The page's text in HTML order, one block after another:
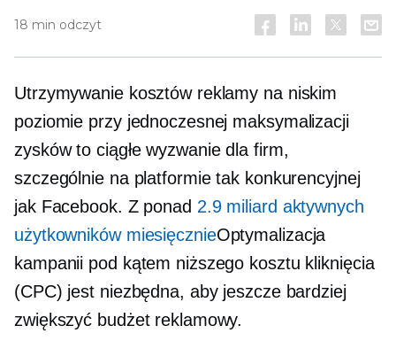
18 min odczyt
Utrzymywanie kosztów reklamy na niskim
poziomie przy jednoczesnej maksymalizacji
zysków to ciągłe wyzwanie dla firm,
szczególnie na platformie tak konkurencyjnej
jak Facebook. Z ponad 2.9 miliard aktywnych
użytkowników miesięcznieOptymalizacja
kampanii pod kątem niższego kosztu kliknięcia
(CPC) jest niezbędna, aby jeszcze bardziej
zwiększyć budżet reklamowy.